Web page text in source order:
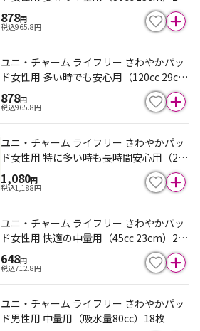
枚
878円
税込965.8円
ユニ・チャーム ライフリー さわやかパッ
ド女性用 多い時でも安心用（120cc 29c
m）16枚
878円
税込965.8円
ユニ・チャーム ライフリー さわやかパッ
ド女性用 特に多い時も長時間安心用（27
0cc 34cm）16枚
1,080円
税込1,188円
ユニ・チャーム ライフリー さわやかパッ
ド女性用 快適の中量用（45cc 23cm）22
枚
648円
税込712.8円
ユニ・チャーム ライフリー さわやかパッ
ド男性用 中量用（吸水量80cc）18枚